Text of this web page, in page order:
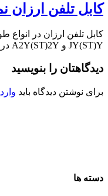
کابل تلفن
کابل تلفن ارزان در
JY(ST)Y و A2Y(ST)2Y در …
دیدگاهتان را بنویسید
برای نوشتن دیدگاه باید
دسته ها